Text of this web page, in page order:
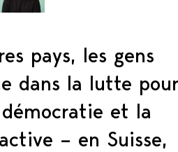
pays, les gens
dans la lutte
et la
– en Suisse,